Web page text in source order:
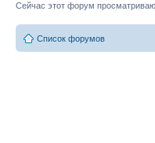
Сейчас этот форум
Список форумов